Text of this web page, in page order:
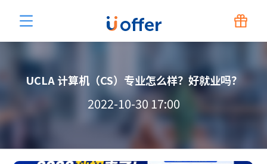
UCLA 计算机（CS）专业怎么样？好就业吗？
2022-10-30 17:00